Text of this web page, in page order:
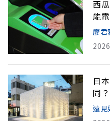
西
能
30
廖君
日
同
含文
遠見